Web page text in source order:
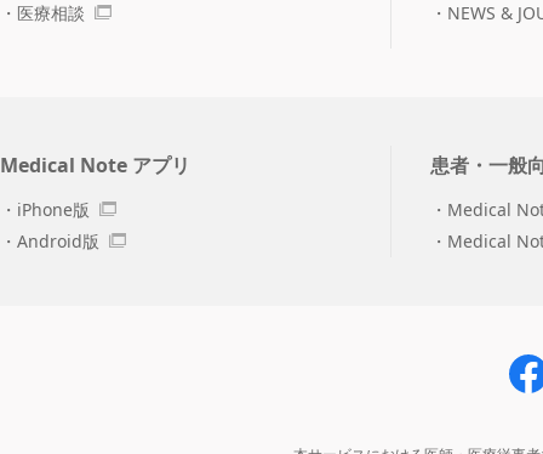
医療相談
NEWS &
Medical Note アプリ
iPhone版
Android版
患者・一般
Medical
Medical